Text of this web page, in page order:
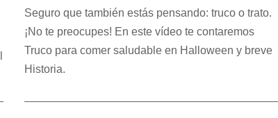
Seguro que también estás pensando: truco o trato.
¡No te preocupes! En este vídeo te contaremos
Truco para comer saludable en Halloween y breve
Historia.